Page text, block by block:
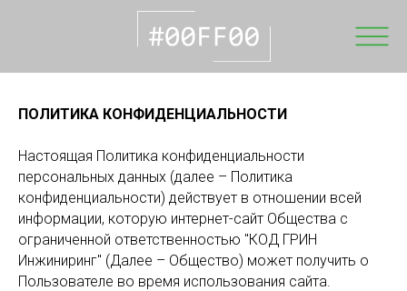
ПОЛИТИКА КОНФИДЕНЦИАЛЬНОСТИ
Настоящая Политика конфиденциальности
персональных данных (далее – Политика
конфиденциальности) действует в отношении всей
информации, которую интернет-сайт Общества с
ограниченной ответственностью "КОД ГРИН
Инжиниринг" (Далее – Общество) может получить о
Пользователе во время использования сайта.